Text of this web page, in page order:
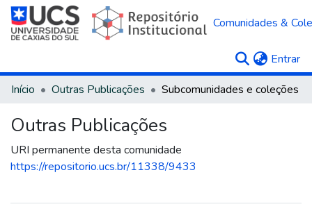
Comunidades &
Entrar
Início Outras Publicações Subcomunidades e coleções
Outras Publicações
URI permanente desta comunidade
https://repositorio.ucs.br/11338/9433